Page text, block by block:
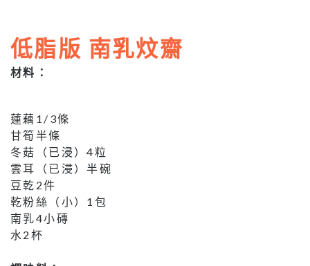
低脂版 南乳炆齋
材料：
蓮藕1/3條
甘筍半條
冬菇（已浸）4粒
雲耳（已浸）半碗
豆乾2件
乾粉絲（小）1包
南乳4小磚
水2杯